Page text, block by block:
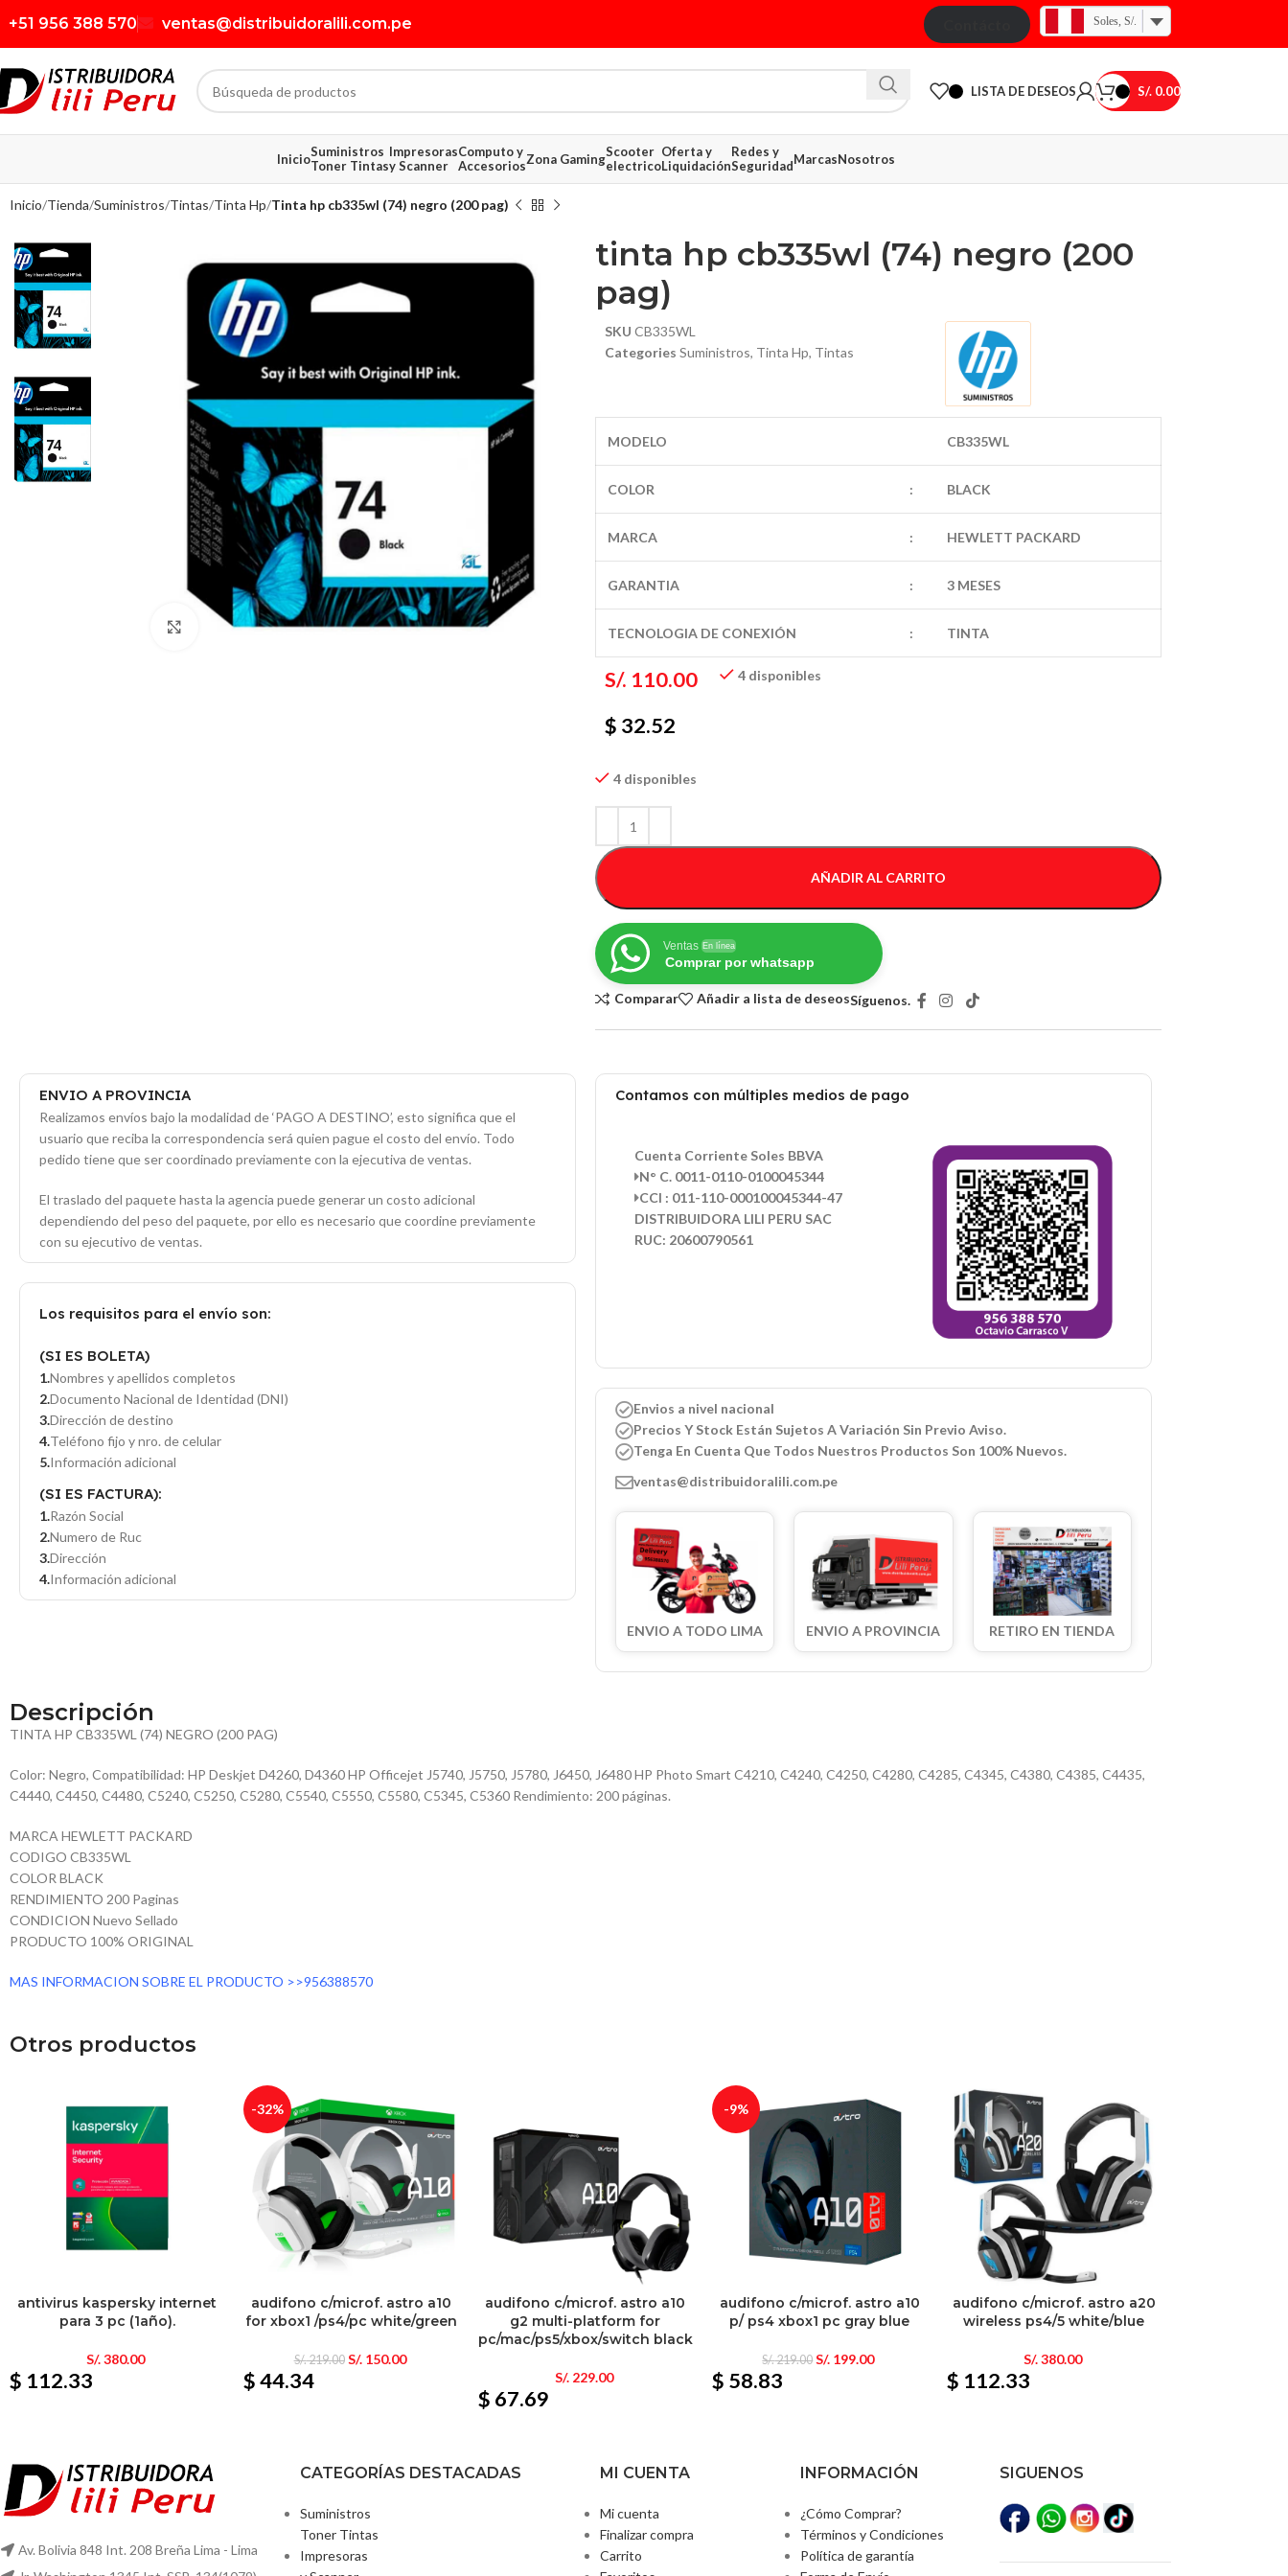
+51 956 388 570 ventas@distribuidoralili.com.pe Soles, S/.
LISTA DE DESEOS S/. 0.00
InicioSuministros
Toner Tintas
Impresoras
y Scanner
Computo y
AccesoriosZona GamingScooter
electrico
Oferta y
Liquidación
Redes y
SeguridadMarcasNosotros
Inicio Tienda Suministros Tintas Tinta Hp Tinta hp cb335wl (74) negro (200 pag)
Haga Click para agrandar
tinta hp cb335wl (74) negro (200
pag)
SKU CB335WL
Categories Suministros, Tinta Hp, Tintas
MODELO CB335WL
COLOR : BLACK
MARCA : HEWLETT PACKARD
GARANTIA : 3 MESES
TECNOLOGIA DE CONEXIÓN : TINTA
S/. 110.00
$ 32.52
4 disponibles
4 disponibles
AÑADIR AL CARRITO
Ventas En línea
Comprar por whatsapp
Comparar Añadir a lista de deseosSíguenos.
ENVIO A PROVINCIA
Realizamos envíos bajo la modalidad de ‘PAGO A DESTINO’, esto significa que el
usuario que reciba la correspondencia será quien pague el costo del envío. Todo
pedido tiene que ser coordinado previamente con la ejecutiva de ventas.
El traslado del paquete hasta la agencia puede generar un costo adicional
dependiendo del peso del paquete, por ello es necesario que coordine previamente
con su ejecutivo de ventas.
Los requisitos para el envío son:
(SI ES BOLETA)
Nombres y apellidos completos
Documento Nacional de Identidad (DNI)
Dirección de destino
Teléfono fijo y nro. de celular
Información adicional
(SI ES FACTURA):
Razón Social
Numero de Ruc
Dirección
Información adicional
Contamos con múltiples medios de pago
Cuenta Corriente Soles BBVA
N° C. 0011-0110-0100045344
CCI : 011-110-000100045344-47
DISTRIBUIDORA LILI PERU SAC
RUC: 20600790561
Envios a nivel nacional
Precios Y Stock Están Sujetos A Variación Sin Previo Aviso.
Tenga En Cuenta Que Todos Nuestros Productos Son 100% Nuevos.
ventas@distribuidoralili.com.pe
ENVIO A TODO LIMA ENVIO A PROVINCIA RETIRO EN TIENDA
Descripción
TINTA HP CB335WL (74) NEGRO (200 PAG)
Color: Negro, Compatibilidad: HP Deskjet D4260, D4360 HP Officejet J5740, J5750, J5780, J6450, J6480 HP Photo Smart C4210, C4240, C4250, C4280, C4285, C4345, C4380, C4385, C4435,
C4440, C4450, C4480, C5240, C5250, C5280, C5540, C5550, C5580, C5345, C5360 Rendimiento: 200 páginas.
MARCA HEWLETT PACKARD
CODIGO CB335WL
COLOR BLACK
RENDIMIENTO 200 Paginas
CONDICION Nuevo Sellado
PRODUCTO 100% ORIGINAL
MAS INFORMACION SOBRE EL PRODUCTO >>956388570
Otros productos
antivirus kaspersky internet
para 3 pc (1año).
S/.380.00
$ 112.33
-32%
audifono c/microf. astro a10
for xbox1 /ps4/pc white/green
S/.219.00 S/.150.00
$ 44.34
audifono c/microf. astro a10
g2 multi-platform for
pc/mac/ps5/xbox/switch black
S/.229.00
$ 67.69
-9%
audifono c/microf. astro a10
p/ ps4 xbox1 pc gray blue
S/.219.00 S/. 199.00
$ 58.83
audifono c/microf. astro a20
wireless ps4/5 white/blue
S/.380.00
$ 112.33
Av. Bolivia 848 Int. 208 Breña Lima - Lima
CATEGORÍAS DESTACADAS
Suministros
Toner Tintas
Impresoras
MI CUENTA
Mi cuenta
Finalizar compra
Carrito
INFORMACIÓN
¿Cómo Comprar?
Términos y Condiciones
Política de garantía
SIGUENOS